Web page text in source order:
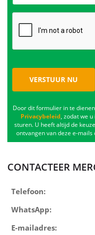
VERSTUUR NU
Door dit formulier in te
Privacybeleid, zodat we
sturen. U heeft altijd de
ontvangen van deze e-
CONTACTEER
Telefoon:
WhatsApp:
E-mailadres: